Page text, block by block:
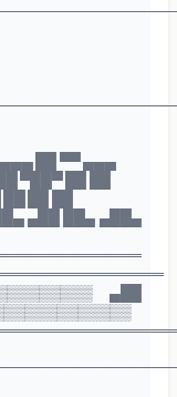
██ ▀▀ ▄▄▄
▀██▀ ██ ██
██ ██
▄██ ██▄ ▄██▄
▄██